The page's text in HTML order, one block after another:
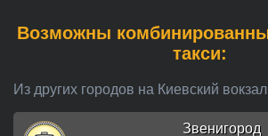
Возможны комбинированные поездки на
такси:
Из других городов на Киевский вокзал
Звенигород